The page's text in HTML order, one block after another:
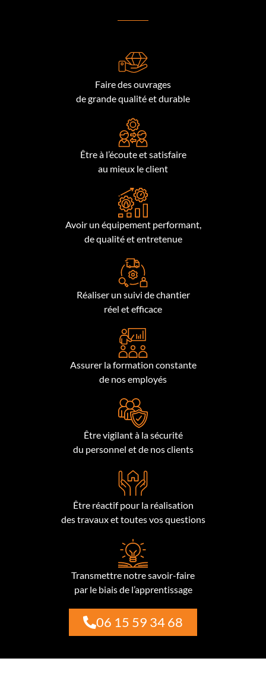
Faire des ouvrages
de grande qualité et durable
Être à l’écoute et satisfaire
au mieux le client
Avoir un équipement performant,
de qualité et entretenue
Réaliser un suivi de chantier
réel et efficace
Assurer la formation constante
de nos employés
Être vigilant à la sécurité
du personnel et de nos clients
Être réactif pour la réalisation
des travaux et toutes vos questions
Transmettre notre savoir-faire
par le biais de l’apprentissage
06 15 59 34 68